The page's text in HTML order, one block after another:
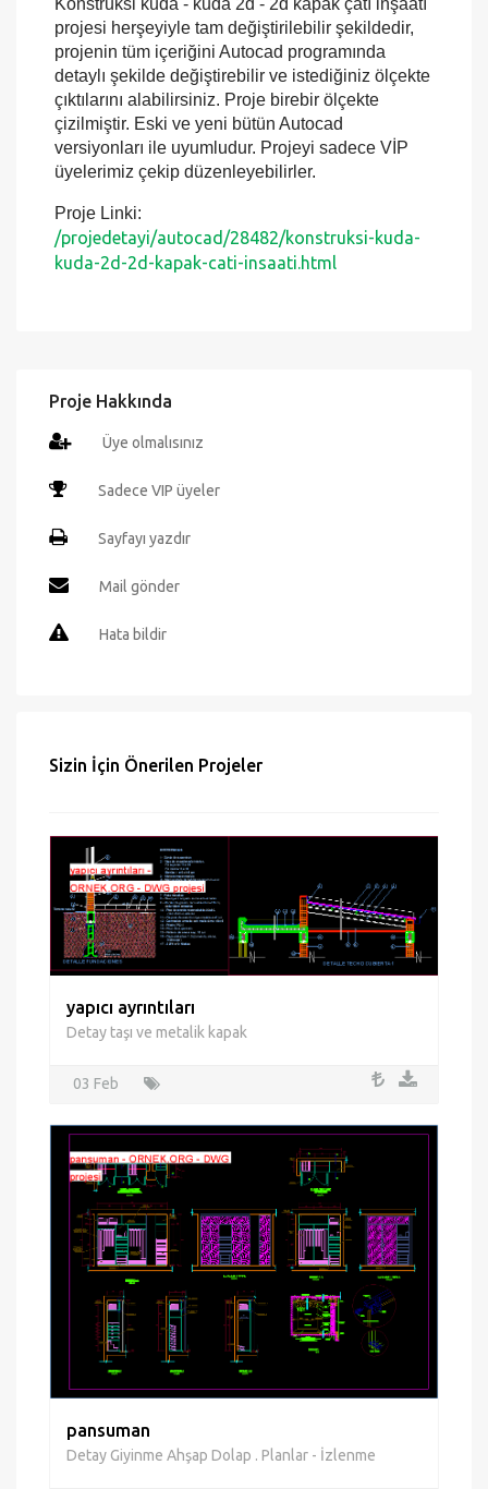
Konstruksi kuda - kuda 2d - 2d kapak çatı inşaatı
projesi herşeyiyle tam değiştirilebilir şekildedir,
projenin tüm içeriğini Autocad programında
detaylı şekilde değiştirebilir ve istediğiniz ölçekte
çıktılarını alabilirsiniz. Proje birebir ölçekte
çizilmiştir. Eski ve yeni bütün Autocad
versiyonları ile uyumludur. Projeyi sadece VİP
üyelerimiz çekip düzenleyebilirler.
Proje Linki:
/projedetayi/autocad/28482/konstruksi-kuda-
Proje Hakkında
yapıcı ayrıntıları
pansuman